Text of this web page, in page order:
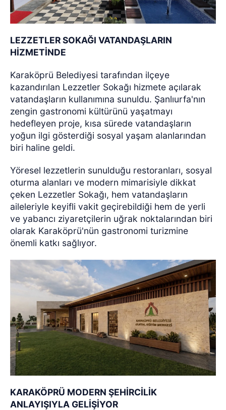
LEZZETLER SOKAĞI VATANDAŞLARIN
HİZMETİNDE
Karaköprü Belediyesi tarafından ilçeye
kazandırılan Lezzetler Sokağı hizmete açılarak
vatandaşların kullanımına sunuldu. Şanlıurfa'nın
zengin gastronomi kültürünü yaşatmayı
hedefleyen proje, kısa sürede vatandaşların
yoğun ilgi gösterdiği sosyal yaşam alanlarından
biri haline geldi.
Yöresel lezzetlerin sunulduğu restoranları, sosyal
oturma alanları ve modern mimarisiyle dikkat
çeken Lezzetler Sokağı, hem vatandaşların
aileleriyle keyifli vakit geçirebildiği hem de yerli
ve yabancı ziyaretçilerin uğrak noktalarından biri
olarak Karaköprü'nün gastronomi turizmine
önemli katkı sağlıyor.
KARAKÖPRÜ MODERN ŞEHİRCİLİK
ANLAYIŞIYLA GELİŞİYOR